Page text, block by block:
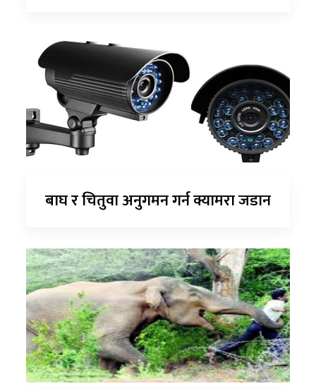
बाघ र चितुवा अनुगमन गर्न क्यामरा जडान